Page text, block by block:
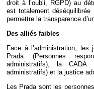
droit à l’oubli, RGPD) au
est totalement
permettre la transparence
Des alliés faibles
Face à l’administration,
Prada (Personnes
administratifs), la CADA
administratifs) et la justice
Les Prada sont les